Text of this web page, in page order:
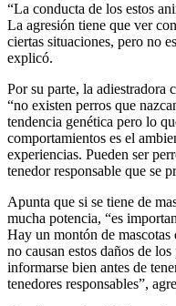
“La conducta de los estos
La agresión tiene que ver
ciertas situaciones, pero no
explicó.
Por su parte, la adiestradora
“no existen perros que
tendencia genética pero lo
comportamientos es el
experiencias. Pueden ser
tenedor responsable que se
Apunta que si se tiene de
mucha potencia, “es
Hay un montón de
no causan estos daños de
informarse bien antes de
tenedores responsables”,